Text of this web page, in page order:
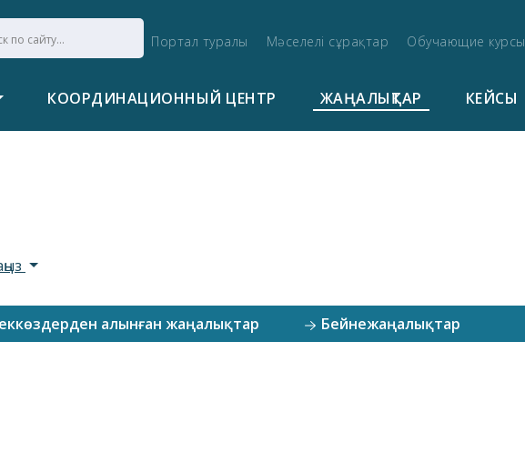
Портал туралы Мәселелі сұрақтар Обучающие курсы
КООРДИНАЦИОННЫЙ ЦЕНТР ЖАҢАЛЫҚТАР КЕЙСЫ
алынған жаңалықтар Бейнежаңалықтар